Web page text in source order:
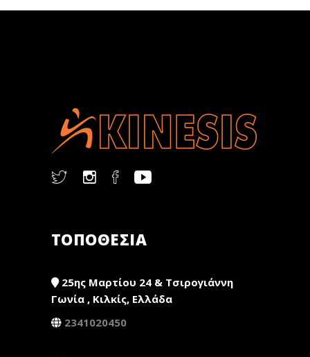
ΤΟΠΟΘΕΣΙΑ
25ης Μαρτίου 24 & Τσιρογιάννη
Γωνία , Κιλκίς, Ελλάδα
2341020450